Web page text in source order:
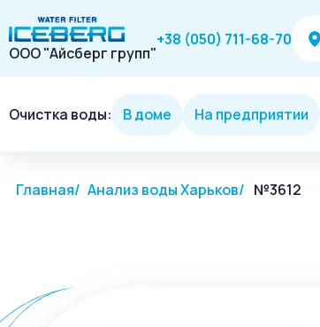
ООО "Айсберг групп"
+38 (050) 711-68-70
Очистка воды: В доме На предприятии
Главная Анализ воды Харьков №3612